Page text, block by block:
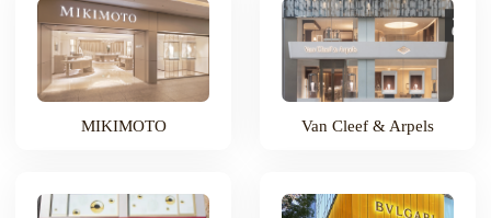
MIKIMOTO Van Cleef & Arpels